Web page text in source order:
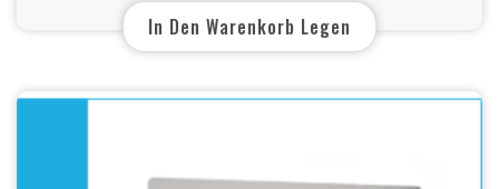
In Den Warenkorb Legen